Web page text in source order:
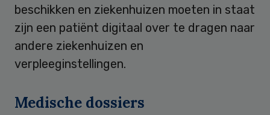
beschikken en ziekenhuizen moeten in staat
zijn een patiënt digitaal over te dragen naar
andere ziekenhuizen en
verpleeginstellingen.
Medische dossiers